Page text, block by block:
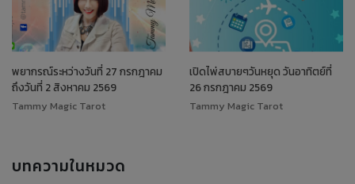
พยากรณ์ระหว่างวันที่ 27 กรกฎาคม
ถึงวันที่ 2 สิงหาคม 2569
Tammy Magic Tarot
เปิดไพ่สบายๆวันหยุด วันอาทิตย์ที่
26 กรกฎาคม 2569
Tammy Magic Tarot
บทความในหมวด